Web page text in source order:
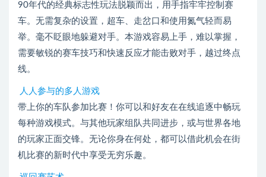
90年代的经典标志性玩法脱颖而出，用手指牢牢控制赛
车。无需复杂的设置，超车、走岔口和使用氮气轻而易
举。毫不眨眼地躲避对手。本游戏容易上手，难以掌握，
需要敏锐的赛车技巧和快速反应才能击败对手，越过终点
线。
人人参与的多人游戏
带上你的车队参加比赛！你可以和好友在在线追逐中畅玩
每种游戏模式。与其他玩家组队共同进步，或与世界各地
的玩家正面交锋。无论你身在何处，都可以借此机会在街
机比赛的新时代中享受无穷乐趣。